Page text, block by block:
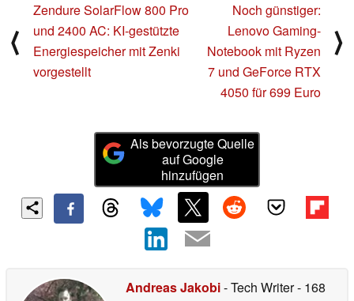
⟨
Zendure SolarFlow 800 Pro
und 2400 AC: KI-gestützte
Energiespeicher mit Zenki
vorgestellt
Noch günstiger:
Lenovo Gaming-
Notebook mit Ryzen
7 und GeForce RTX
4050 für 699 Euro
⟩
Als bevorzugte Quelle
auf Google
hinzufügen
Andreas Jakobi- Tech Writer- 168